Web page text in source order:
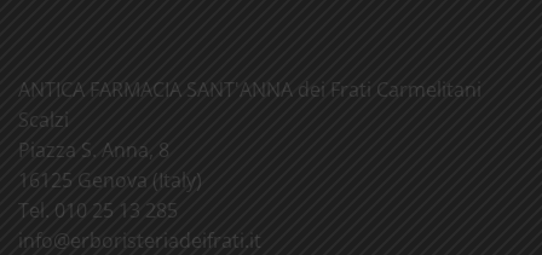
ANTICA FARMACIA SANT'ANNA dei Frati Carmelitani
Scalzi
Piazza S. Anna, 8
16125 Genova (Italy)
Tel. 010 25 13 285
info@erboristeriadeifrati.it